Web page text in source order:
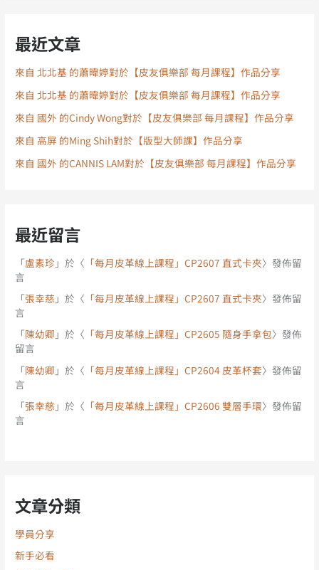
最近文章
來自 北北基 的蕭暐婷對於【皮友俱樂部 每月課程】作品分享
來自 北北基 的蕭暐婷對於【皮友俱樂部 每月課程】作品分享
來自 國外 的Cindy Wong對於【皮友俱樂部 每月課程】作品分享
來自 高屏 的Ming Shih對於【版型大師課】作品分享
來自 國外 的CANNIS LAM對於【皮友俱樂部 每月課程】作品分享
最近留言
「盧素珍」於〈 「每月皮革線上課程」CP2607 直式卡夾〉發佈留
言
「張幸慈 」於〈 「每月皮革線上課程」CP2607 直式卡夾〉發佈留
言
「陳幼卿 」於〈 「每月皮革線上課程」CP2605 隨身手拿包〉發佈
留言
「陳幼卿 」於〈 「每月皮革線上課程」CP2604 皮革杯套〉發佈留
言
「張幸慈 」於〈 「每月皮革線上課程」CP2606 雙層手環〉發佈留
言
文章分類
學員分享
新手必看